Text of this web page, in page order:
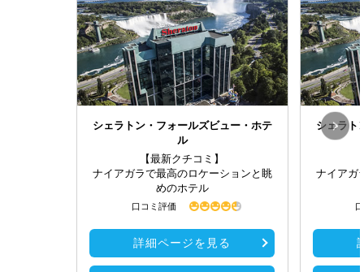
シェラトン・フォールズビュー・ホテ
ル
【最新クチコミ】
ナイアガラで最高のロケーションと眺
めのホテル
口コミ評価
詳細ページを見る
シェラト
ナイアガ